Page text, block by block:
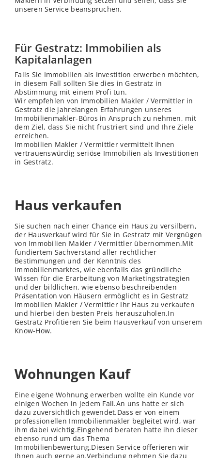
unseren Service beanspruchen.
Für Gestratz: Immobilien als
Kapitalanlagen
Falls Sie Immobilien als Investition erwerben möchten,
in diesem Fall sollten Sie dies in Gestratz in
Abstimmung mit einem Profi tun.
Wir empfehlen von Immobilien Makler / Vermittler in
Gestratz die jahrelangen Erfahrungen unseres
Immobilienmakler-Büros in Anspruch zu nehmen, mit
dem Ziel, dass Sie nicht frustriert sind und Ihre Ziele
erreichen.
Immobilien Makler / Vermittler vermittelt Ihnen
vertrauenswürdig seriöse Immobilien als Investitionen
in Gestratz.
Haus verkaufen
Sie suchen nach einer Chance ein Haus zu versilbern,
der Hausverkauf wird für Sie in Gestratz mit Vergnügen
von Immobilien Makler / Vermittler übernommen.Mit
fundiertem Sachverstand aller rechtlicher
Bestimmungen und der Kenntnis des
Immobilienmarktes, wie ebenfalls das gründliche
Wissen für die Erarbeitung von Marketingstrategien
und der bildlichen, wie ebenso beschreibenden
Präsentation von Häusern ermöglicht es in Gestratz
Immobilien Makler / Vermittler Ihr Haus zu verkaufen
und hierbei den besten Preis herauszuholen.In
Gestratz Profitieren Sie beim Hausverkauf von unserem
Know-How.
Wohnungen Kauf
Eine eigene Wohnung erwerben wollte ein Kunde vor
einigen Wochen in jedem Fall.An uns hatte er sich
dazu zuversichtlich gewendet.Dass er von einem
professionellen Immobilienmakler begleitet wird, war
ihm dabei wichtig.Eingehend beraten hatte ihn dieser
ebenso rund um das Thema
Immobilienbewertung.Diesen Service offerieren wir
Ihnen auch gerne an.Verbindung nehmen Sie dazu